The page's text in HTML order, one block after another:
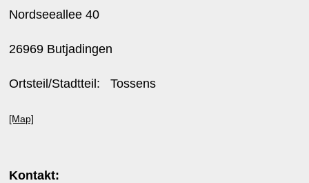
Nordseeallee 40
26969 Butjadingen
Ortsteil/Stadtteil: Tossens
[Map]
Kontakt: